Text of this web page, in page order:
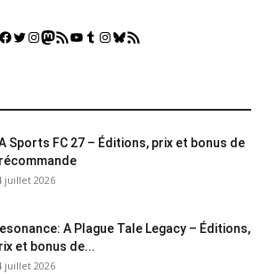
Facebook
Twitter
Instagram
Mastodon
Flux RSSYouTube
Tumblr
Instagram
Bluesky
GestGame
Sports FC 27 – Éditions, prix et bonus de
juillet 2026
A Plague Tale Legacy – Éditions,
et bonus de...
juillet 2026